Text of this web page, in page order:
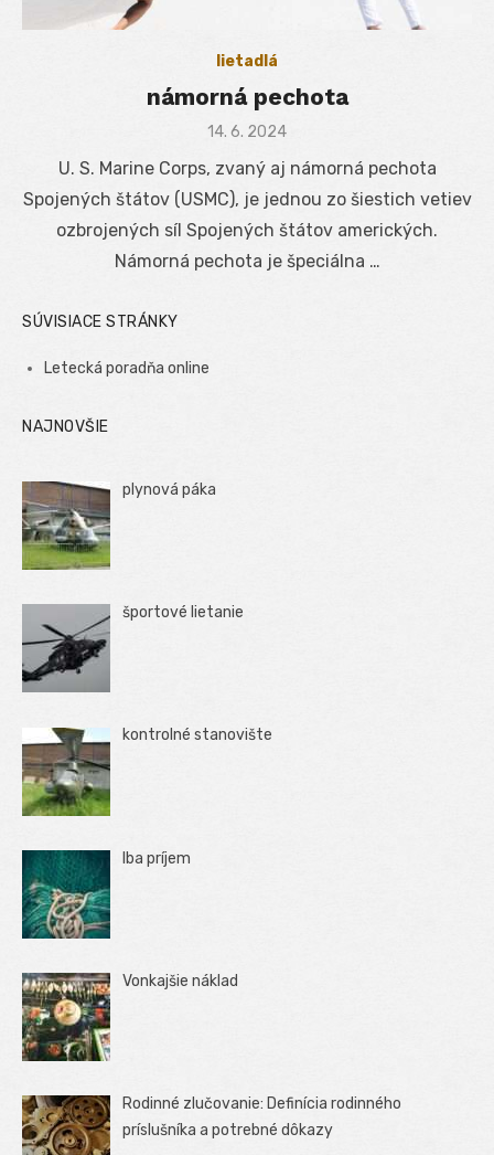
lietadlá
námorná pechota
Posted
14. 6. 2024
U. S. Marine Corps, zvaný aj námorná pechota
Spojených štátov (USMC), je jednou zo šiestich vetiev
ozbrojených síl Spojených štátov amerických.
Námorná pechota je špeciálna …
SÚVISIACE STRÁNKY
Letecká poradňa online
NAJNOVŠIE
plynová páka
športové lietanie
kontrolné stanovište
Iba príjem
Vonkajšie náklad
Rodinné zlučovanie: Definícia rodinného
príslušníka a potrebné dôkazy